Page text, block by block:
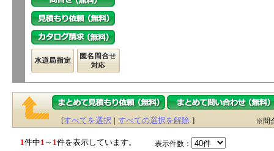
[すべてを選択 | すべての選択を解除 ] ※問
1件中1 ～ 1件を表示しています。 表示件数：